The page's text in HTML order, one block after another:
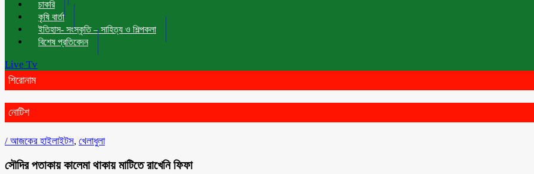
চাকরি
কৃষি বার্তা
ইতিহাস- সংস্কৃতি – সাহিত্য ও শিল্পকলা
বিশেষ প্রতিবেদন
Live Tv
শিরোনাম
নোটিশ
/ আজকের হাইলাইটস, খেলাধুলা
সৌদির পতাকায় কালেমা থাকায় মাটিতে রাখেনি ফিফা